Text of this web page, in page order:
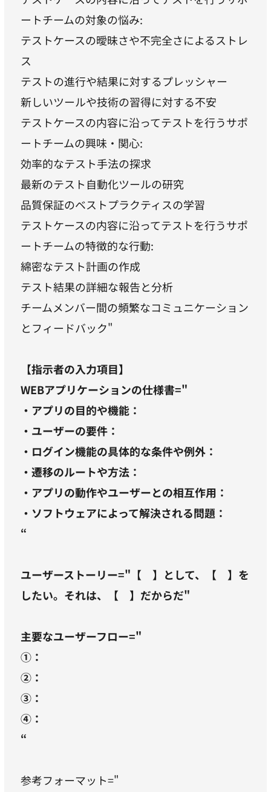
ートチームの対象の悩み:
テストケースの曖昧さや不完全さによるストレ
ス
テストの進行や結果に対するプレッシャー
新しいツールや技術の習得に対する不安
テストケースの内容に沿ってテストを行うサポ
ートチームの興味・関心:
効率的なテスト手法の探求
最新のテスト自動化ツールの研究
品質保証のベストプラクティスの学習
テストケースの内容に沿ってテストを行うサポ
ートチームの特徴的な行動:
綿密なテスト計画の作成
テスト結果の詳細な報告と分析
チームメンバー間の頻繁なコミュニケーション
とフィードバック"
【指示者の入力項目】
WEBアプリケーションの仕様書="
・アプリの目的や機能：
・ユーザーの要件：
・ログイン機能の具体的な条件や例外：
・遷移のルートや方法：
・アプリの動作やユーザーとの相互作用：
・ソフトウェアによって解決される問題：
“
ユーザーストーリー="【 】として、【 】を
したい。それは、【 】だからだ"
主要なユーザーフロー="
①：
②：
③：
④：
“
参考フォーマット="